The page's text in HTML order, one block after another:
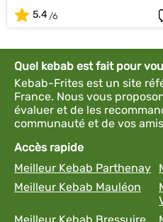
5.4
Quel kebab est fait pour
Kebab-Frites est un site
France. Nous vous
évaluer et de les
communauté et de vos
Accès rapide
Meilleur Kebab Parthenay
Meilleur Kebab Mauléon
Meilleur Kebab Bressuire